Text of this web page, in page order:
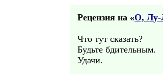
Рецензия на «О, Лу-
Что тут сказать?
Будьте бдительным.
Удачи.